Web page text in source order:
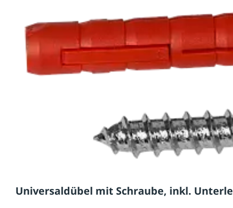
Universaldübel mit Schraube, inkl.